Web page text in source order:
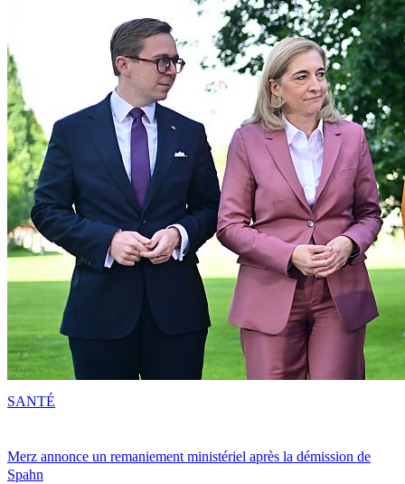
Merz annonce un remaniement ministériel après la démission de
Spahn
SANTÉ